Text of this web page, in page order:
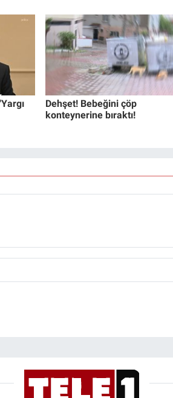
Dehşet! Bebeğini çöp
konteynerine bıraktı!